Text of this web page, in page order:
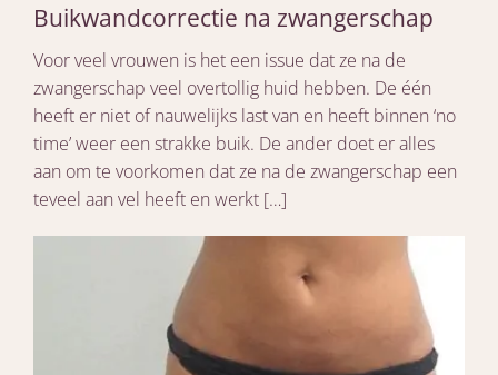
Buikwandcorrectie na zwangerschap
Voor veel vrouwen is het een issue dat ze na de
zwangerschap veel overtollig huid hebben. De één
heeft er niet of nauwelijks last van en heeft binnen ‘no
time’ weer een strakke buik. De ander doet er alles
aan om te voorkomen dat ze na de zwangerschap een
teveel aan vel heeft en werkt […]